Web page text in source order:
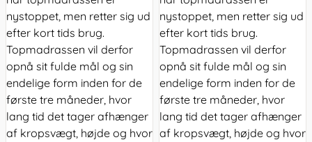
nystoppet, men retter sig ud
efter kort tids brug.
Topmadrassen vil derfor
opnå sit fulde mål og sin
endelige form inden for de
første tre måneder, hvor
lang tid det tager afhænger
af kropsvægt, højde og hvor
nystoppet, men retter sig ud
efter kort tids brug.
Topmadrassen vil derfor
opnå sit fulde mål og sin
endelige form inden for de
første tre måneder, hvor
lang tid det tager afhænger
af kropsvægt, højde og hvor